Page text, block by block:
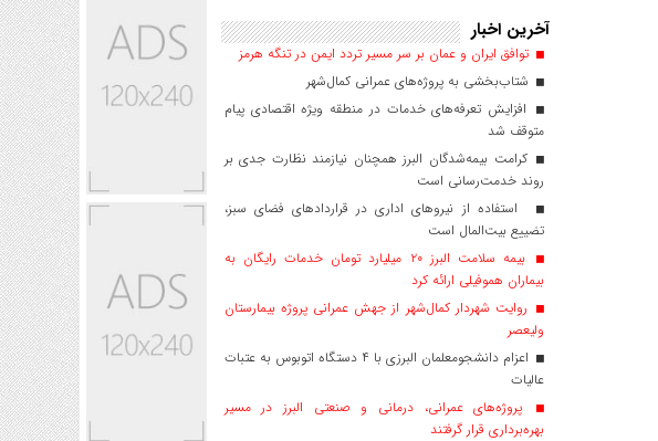
آخرین اخبار
توافق ایران و عمان بر سر مسیر تردد ایمن در تنگه هرمز
شتاب‌بخشی به پروژه‌های عمرانی کمال‌شهر
افزایش تعرفه‌های خدمات در منطقه ویژه اقتصادی پیام
متوقف شد
کرامت بیمه‌شدگان البرز همچنان نیازمند نظارت جدی بر
روند خدمت‌رسانی است
استفاده از نیروهای اداری در قراردادهای فضای سبز،
تضییع بیت‌المال است
بیمه سلامت البرز ۲۰ میلیارد تومان خدمات رایگان به
بیماران هموفیلی ارائه کرد
روایت شهردار کمال‌شهر از جهش عمرانی پروژه بیمارستان
ولیعصر
اعزام دانشجو‌معلمان البرزی با ۴ دستگاه اتوبوس به عتبات
عالیات
پروژه‌های عمرانی، درمانی و صنعتی البرز در مسیر
بهره‌برداری قرار گرفتند